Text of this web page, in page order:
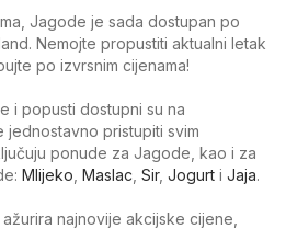
Jagode je sada dostupan po
Nemojte propustiti aktualni letak
po izvrsnim cijenama!
i popusti dostupni su na
jednostavno pristupiti svim
ponude za Jagode, kao i za
Mlijeko Maslac Sir, Jogurt i Jaja.
najnovije akcijske cijene,